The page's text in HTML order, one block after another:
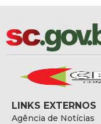
LINKS EXTERNOS
Agência de Notícias